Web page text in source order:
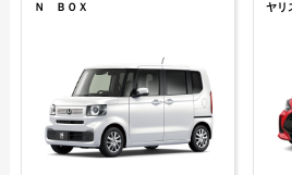
Ｎ ＢＯＸ ヤリ